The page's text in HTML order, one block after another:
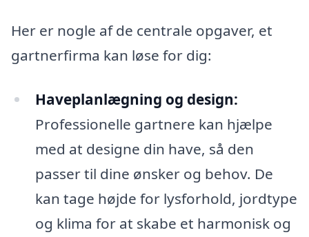
Her er nogle af de centrale opgaver, et
gartnerfirma kan løse for dig:
Haveplanlægning og design:
Professionelle gartnere kan hjælpe
med at designe din have, så den
passer til dine ønsker og behov. De
kan tage højde for lysforhold, jordtype
og klima for at skabe et harmonisk og